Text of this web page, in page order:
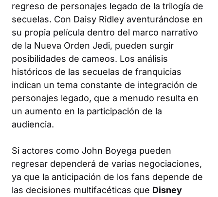
regreso de personajes legado de la trilogía de
secuelas. Con Daisy Ridley aventurándose en
su propia película dentro del marco narrativo
de la Nueva Orden Jedi, pueden surgir
posibilidades de cameos. Los análisis
históricos de las secuelas de franquicias
indican un tema constante de integración de
personajes legado, que a menudo resulta en
un aumento en la participación de la
audiencia.
Si actores como John Boyega pueden
regresar dependerá de varias negociaciones,
ya que la anticipación de los fans depende de
las decisiones multifacéticas que Disney